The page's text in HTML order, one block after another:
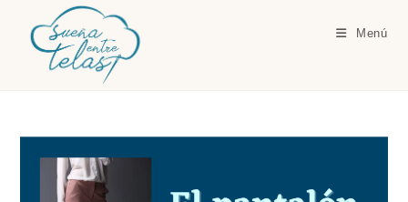
contenido
Menú